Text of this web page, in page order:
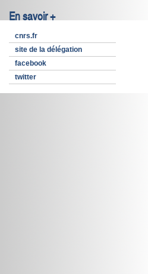
En savoir +
cnrs.fr
site de la délégation
facebook
twitter